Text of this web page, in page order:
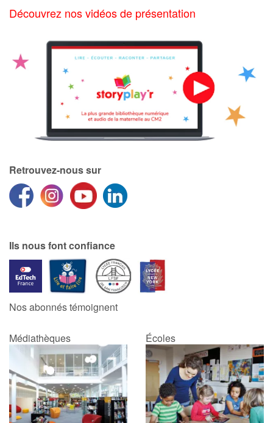
Découvrez nos vidéos de présentation
Retrouvez-nous sur
Ils nous font confiance
Nos abonnés témoignent
Médiathèques Écoles